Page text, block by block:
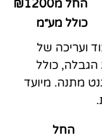
החל מ₪1200
כולל מע״מ
ועריכה של
כולל
הגדלות מגנט מתנה. מיועד
החל